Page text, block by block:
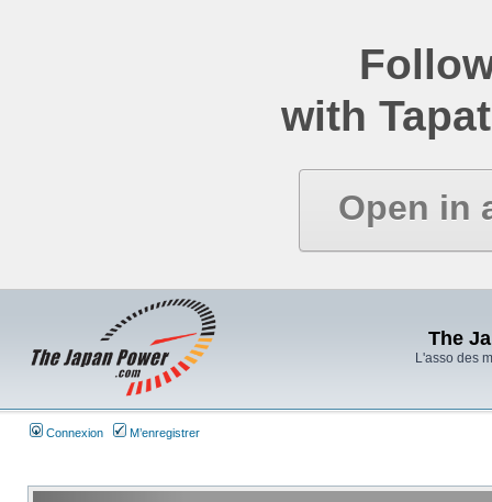
with
Open in
The
L'asso des
Connexion M’enregistrer